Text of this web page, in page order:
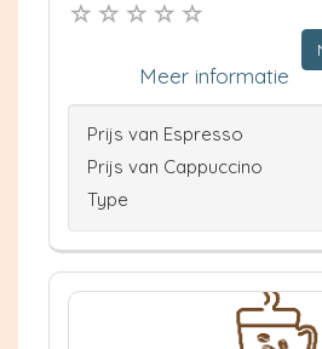
Meer informatie
Prijs van Espresso
Prijs van Cappuccino
Type